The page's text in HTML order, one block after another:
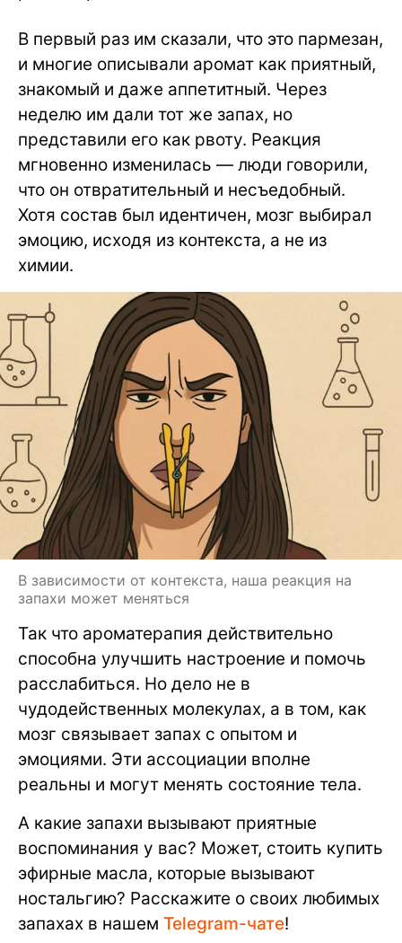
В первый раз им сказали, что это пармезан,
и многие описывали аромат как приятный,
знакомый и даже аппетитный. Через
неделю им дали тот же запах, но
представили его как рвоту. Реакция
мгновенно изменилась — люди говорили,
что он отвратительный и несъедобный.
Хотя состав был идентичен, мозг выбирал
эмоцию, исходя из контекста, а не из
химии.
В зависимости от контекста, наша реакция на
запахи может меняться
Так что ароматерапия действительно
способна улучшить настроение и помочь
расслабиться. Но дело не в
чудодейственных молекулах, а в том, как
мозг связывает запах с опытом и
эмоциями. Эти ассоциации вполне
реальны и могут менять состояние тела.
А какие запахи вызывают приятные
воспоминания у вас? Может, стоить купить
эфирные масла, которые вызывают
ностальгию? Расскажите о своих любимых
запахах в нашем Telegram-чате!